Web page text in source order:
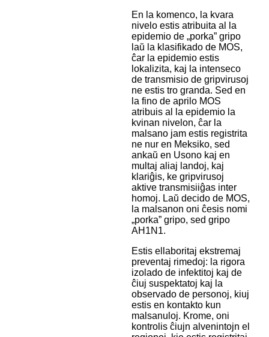
En la komenco, la kvara
nivelo estis atribuita al la
epidemio de „porka” gripo
laŭ la klasifikado de MOS,
ĉar la epidemio estis
lokalizita, kaj la intenseco
de transmisio de gripvirusoj
ne estis tro granda. Sed en
la fino de aprilo MOS
atribuis al la epidemio la
kvinan nivelon, ĉar la
malsano jam estis registrita
ne nur en Meksiko, sed
ankaŭ en Usono kaj en
multaj aliaj landoj, kaj
klariĝis, ke gripvirusoj
aktive transmisiiĝas inter
homoj. Laŭ decido de MOS,
la malsanon oni ĉesis nomi
„porka” gripo, sed gripo
AH1N1.
Estis ellaboritaj ekstremaj
preventaj rimedoj: la rigora
izolado de infektitoj kaj de
ĉiuj suspektatoj kaj la
observado de personoj, kiuj
estis en kontakto kun
malsanuloj. Krome, oni
kontrolis ĉiujn alvenintojn el